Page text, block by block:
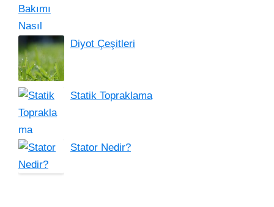
Diyot Çeşitleri
Statik Topraklama
Stator Nedir?